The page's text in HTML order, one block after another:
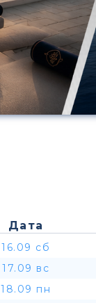
Дата
16.09 сб
17.09 вс
18.09 пн